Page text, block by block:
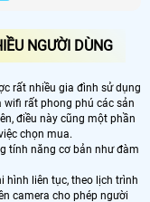
NGƯỜI DÙNG
rất nhiều gia đình sử dụng
rất phong phú các sản
điều này cũng một phần
chọn mua.
tính năng cơ bản như đàm
hình liên tục, theo lịch trình
camera cho phép người